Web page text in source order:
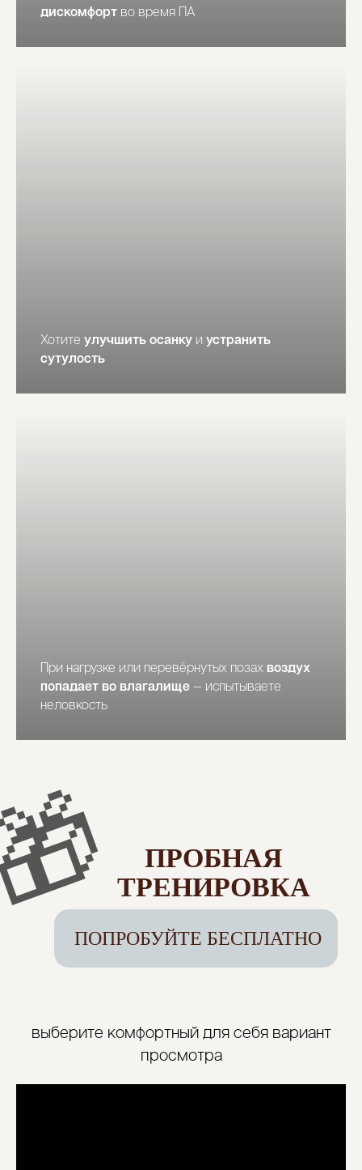
дискомфорт во время ПА
Хотите улучшить осанку и устранить
сутулость
При нагрузке или перевёрнутых позах воздух
попадает во влагалище — испытываете
неловкость
выберите комфортный для себя вариант
просмотра